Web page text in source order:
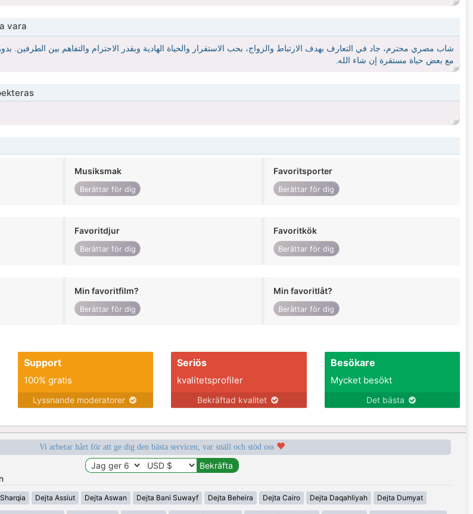
vara
شاب مصري محترم، جاد في التعارف بهدف الارتباط والزواج، بحب الاستقرار والحياة الهادية وبقدر الاحترام والتفاهم بين الطرفين.
مع بعض حياة مستقرة إن شاء الله.
Musiksmak
Berättar för dig
Favoritsporter
Berättar för dig
Favoritdjur
Berättar för dig
Favoritkök
Berättar för dig
Min favoritfilm?
Berättar för dig
Min favoritlåt?
Berättar för dig
Support
100% gratis
Lyssnande moderatorer
Seriös
kvalitetsprofiler
Bekräftad kvalitet
Besökare
Mycket besökt
Det bästa
Vi arbetar hårt för att ge dig den bästa servicen, var snäll och stöd oss
Dejta Assiut Dejta Aswan Dejta Bani Suwayf Dejta Beheira Dejta Cairo Dejta Daqahliyah Dejta Dumyat